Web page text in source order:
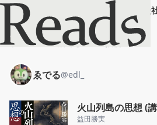
火山列島の思想 (講談
月8日
ホーム
ゑでる 投稿
ゑでる@edl_
火山列島の思想 (
益田勝実